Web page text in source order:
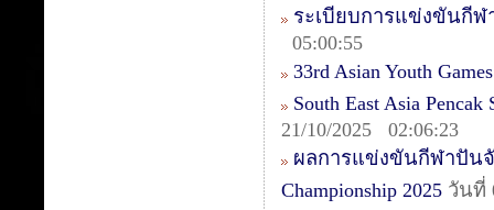
ระเบียบการแข่งขันกีฬ
05:00:55
33rd Asian Youth
South East Asia
21/10/2025 02:06:23
ผลการแข่งขันกีฬาปันจั
Championship 2025 วันที่